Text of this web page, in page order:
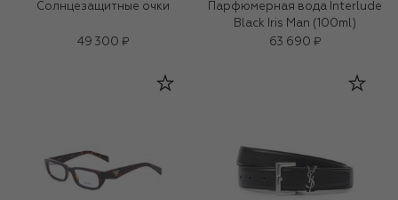
Солнцезащитные очки
49 300 ₽
Парфюмерная вода Interlude
Black Iris Man (100ml)
63 690 ₽